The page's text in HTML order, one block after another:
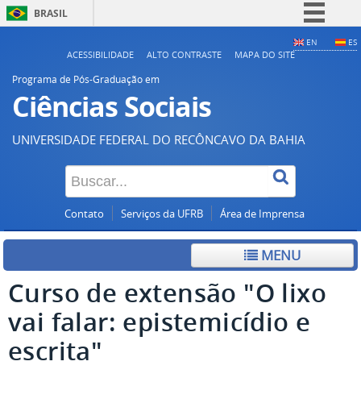
BRASIL
Acesso à informação
Legislação
Canais
EN ES
ACESSIBILIDADE ALTO CONTRASTE MAPA DO SITE
Programa de Pós-Graduação em
Ciências Sociais
UNIVERSIDADE FEDERAL DO RECÔNCAVO DA BAHIA
Contato Serviços da UFRB Área de Imprensa
MENU
Curso de extensão "O lixo
vai falar: epistemicídio e
escrita"